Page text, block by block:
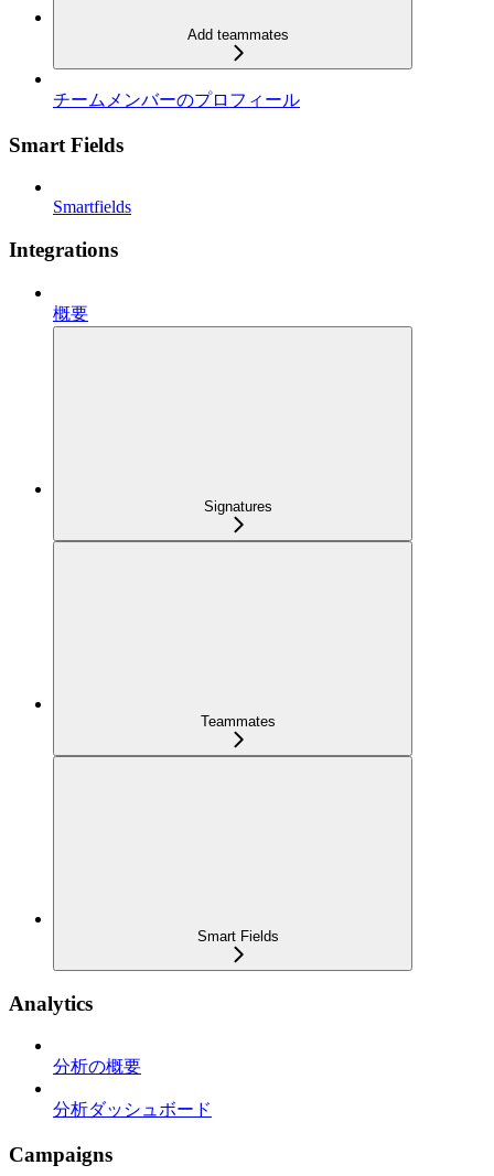
Add teammates
チームメンバーのプロフィール
Smart Fields
Smartfields
Integrations
概要
Signatures
Teammates
Smart Fields
Analytics
分析の概要
分析ダッシュボード
Campaigns